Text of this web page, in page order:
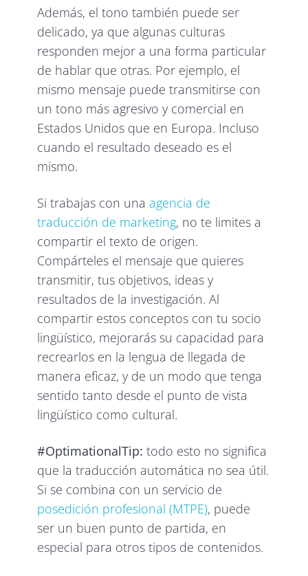
Además, el tono también puede ser
delicado, ya que algunas culturas
responden mejor a una forma particular
de hablar que otras. Por ejemplo, el
mismo mensaje puede transmitirse con
un tono más agresivo y comercial en
Estados Unidos que en Europa. Incluso
cuando el resultado deseado es el
mismo.
Si trabajas con unaagencia de
traducción de marketing, no te limites a
compartir el texto de origen.
Compárteles el mensaje que quieres
transmitir, tus objetivos, ideas y
resultados de la investigación. Al
compartir estos conceptos con tu socio
lingüístico, mejorarás su capacidad para
recrearlos en la lengua de llegada de
manera eficaz, y de un modo que tenga
sentido tanto desde el punto de vista
lingüístico como cultural.
#OptimationalTip: todo esto no significa
que la traducción automática no sea útil.
Si se combina con un servicio de
posedición profesional (MTPE), puede
ser un buen punto de partida, en
especial para otros tipos de contenidos.